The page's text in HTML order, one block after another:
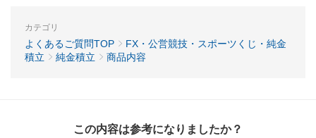
カテゴリ
よくあるご質問TOP
FX・公営競技・スポーツくじ・純金
積立
純金積立 商品内容
この内容は参考になりましたか？